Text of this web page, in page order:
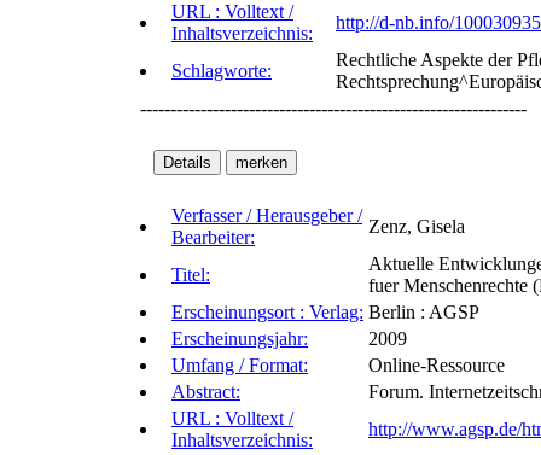
URL : Volltext /
Inhaltsverzeichnis:
http://d-nb.info/
Schlagworte:
Rechtliche Aspekte der
----------------------------------------------------------------
Verfasser / Herausgeber /
Bearbeiter:
Zenz, Gisela
Titel:
Aktuelle
fuer Menschenrechte
Erscheinungsort : Verlag: Berlin : AGSP
Erscheinungsjahr:
2009
Umfang / Format:
Online-Ressource
Abstract:
Forum.
URL : Volltext /
Inhaltsverzeichnis:
http://www.agsp.de/